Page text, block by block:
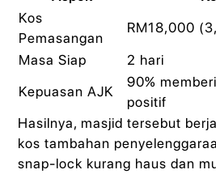
Kos
Pemasangan
RM18,000
Masa Siap
2 hari
Kepuasan AJK
90%
positif
Hasilnya, masjid tersebut
kos tambahan
snap-lock kurang haus dan